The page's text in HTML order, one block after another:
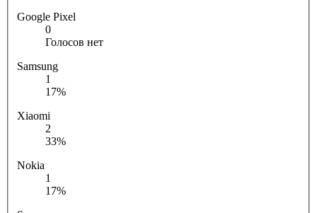
Google Pixel
0
Голосов нет
Samsung
1
17%
Xiaomi
2
33%
Nokia
1
17%